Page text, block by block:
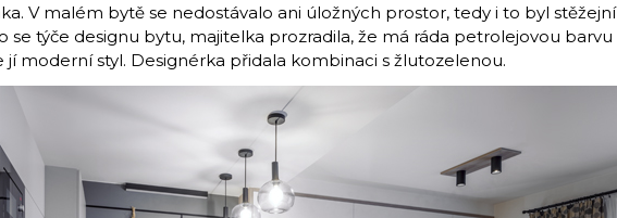
V malém bytě se nedostávalo ani úložných prostor, tedy i to byl stěžejní
se týče designu bytu, majitelka prozradila, že má ráda petrolejovou barvu
jí moderní styl. Designérka přidala kombinaci s žlutozelenou.